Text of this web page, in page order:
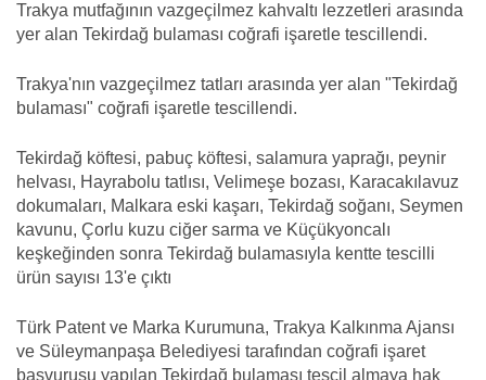
Trakya mutfağının vazgeçilmez kahvaltı lezzetleri arasında
yer alan Tekirdağ bulaması coğrafi işaretle tescillendi.
Trakya'nın vazgeçilmez tatları arasında yer alan "Tekirdağ
bulaması" coğrafi işaretle tescillendi.
Tekirdağ köftesi, pabuç köftesi, salamura yaprağı, peynir
helvası, Hayrabolu tatlısı, Velimeşe bozası, Karacakılavuz
dokumaları, Malkara eski kaşarı, Tekirdağ soğanı, Seymen
kavunu, Çorlu kuzu ciğer sarma ve Küçükyoncalı
keşkeğinden sonra Tekirdağ bulamasıyla kentte tescilli
ürün sayısı 13'e çıktı
Türk Patent ve Marka Kurumuna, Trakya Kalkınma Ajansı
ve Süleymanpaşa Belediyesi tarafından coğrafi işaret
başvurusu yapılan Tekirdağ bulaması tescil almaya hak